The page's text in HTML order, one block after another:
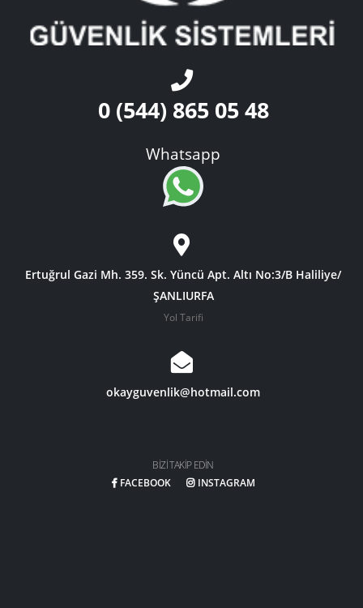
0 (544) 865 05 48
Whatsapp
Ertuğrul Gazi Mh. 359. Sk. Yüncü Apt. Altı No:3/B Haliliye/
ŞANLIURFA
Yol Tarifi
okayguvenlik@hotmail.com
BIZI TAKIP EDIN
FACEBOOK
INSTAGRAM